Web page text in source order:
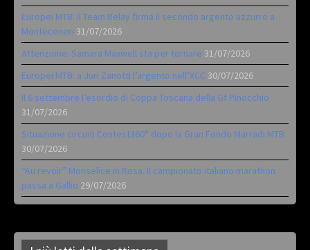
Europei MTB: il Team Relay firma il secondo argento azzurro a
Monteceneri 31/07/2026
Attenzione: Samara Maxwell sta per tornare 31/07/2026
Europei MTB: a Juri Zanotti l’argento nell’XCC 30/07/2026
Il 6 settembre l’esordio di Coppa Toscana della Gf Pinocchio
31/07/2026
Situazione circuiti Contest360° dopo la Gran Fondo Marradi MTB
30/07/2026
“Au revoir” Monselice in Rosa. Il campionato italiano marathon
passa a Gallio 29/07/2026